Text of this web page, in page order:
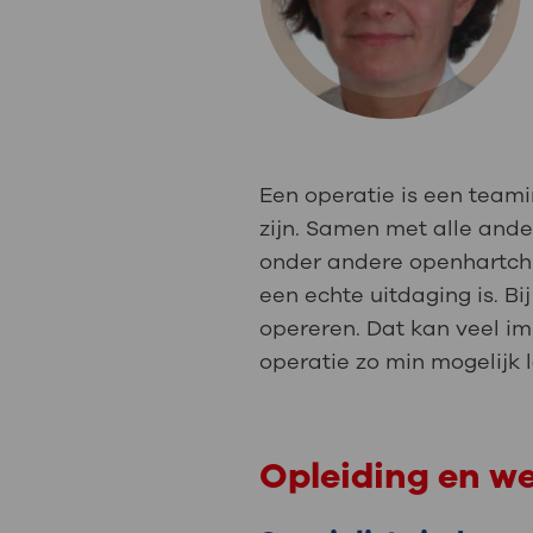
Uw
Uw
Werken
steeds verder uit, zodat u zelf
we u sneller helpen.
Direct naar MijnOLVG
Een operatie is een
zijn. Samen met alle
onder andere
een echte uitdaging is.
opereren. Dat kan veel
operatie zo min mogelijk
Opleiding en